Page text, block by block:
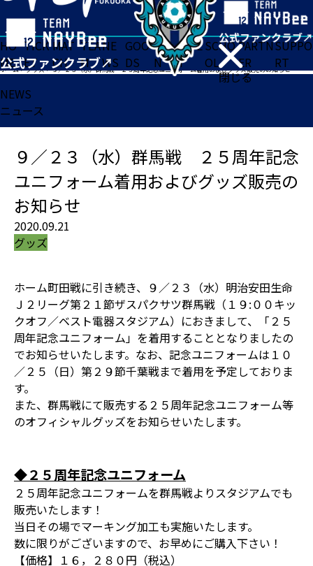
閉じる
HO
ME
TICK
ET
MAT
CH
TEA
M
NE
WS
GOO
DS
FA
N
ACADE
MY
SCHO
OL
PARTN
ER
SUPPO
RT
ホーム>グッズ>９／２３（水）群馬戦 ２５周年記念ユニフォーム着用およびグッズ販売のお知らせ
NEWS
ニュース
９／２３（水）群馬戦 ２５周年記念
ユニフォーム着用およびグッズ販売の
お知らせ
2020.09.21
グッズ
ホーム町田戦に引き続き、９／２３（水）明治安田生命
Ｊ２リーグ第２１節ザスパクサツ群馬戦（１９:００キッ
クオフ／ベスト電器スタジアム）におきまして、「２５
周年記念ユニフォーム」を着用することとなりましたの
でお知らせいたします。なお、記念ユニフォームは１０
／２５（日）第２９節千葉戦まで着用を予定しておりま
す。
また、群馬戦にて販売する２５周年記念ユニフォーム等
のオフィシャルグッズをお知らせいたします。
◆２５周年記念ユニフォーム
２５周年記念ユニフォームを群馬戦よりスタジアムでも
販売いたします！
当日その場でマーキング加工も実施いたします。
数に限りがございますので、お早めにご購入下さい！
【価格】１６，２８０円（税込）